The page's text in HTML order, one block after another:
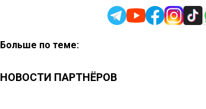
Больше по теме: